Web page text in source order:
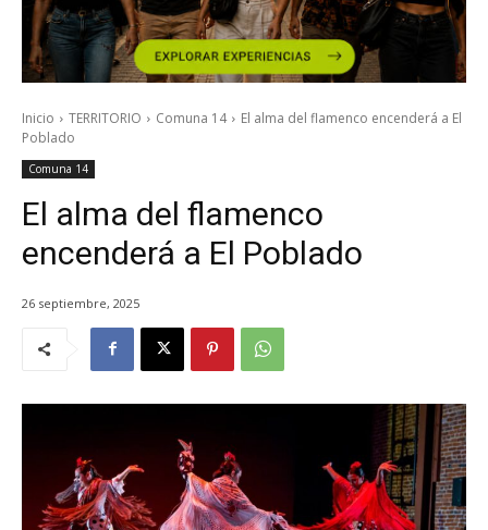
Inicio TERRITORIO Comuna 14
El alma del flamenco encenderá a El
Poblado
Comuna 14
El alma del flamenco
encenderá a El Poblado
26 septiembre, 2025